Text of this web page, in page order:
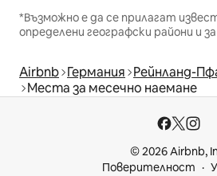
*Възможно е да се прилагат
определени географски райони и
Airbnb Германия Рейнланд-
Места за месечно наемане
© 2026 Airbnb,
Поверителност